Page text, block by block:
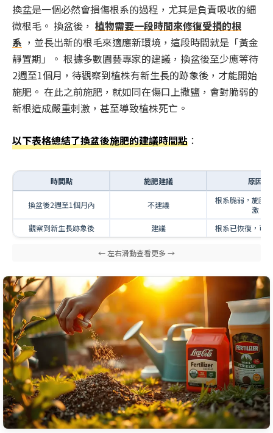
換盆是一個必然會損傷根系的過程，尤其是負責吸收的細
微根毛。 換盆後， 植物需要一段時間來修復受損的根
系 ，並長出新的根毛來適應新環境，這段時間就是「黃金
靜置期」。 根據多數園藝專家的建議，換盆後至少應等待
2週至1個月，待觀察到植株有新生長的跡象後，才能開始
施肥。 在此之前施肥，就如同在傷口上撒鹽，會對脆弱的
新根造成嚴重刺激，甚至導致植株死亡。
以下表格總結了換盆後施肥的建議時間點 ：
時間點 施肥建議 原因
換盆後2週至1個月內 不建議
根系脆弱，施肥
激
觀察到新生長跡象後
建議 根系已恢復，可